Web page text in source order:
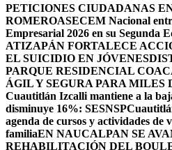
PETICIONES CIUDADANAS
ROMEROASECEM Nacional
Empresarial 2026 en su Segunda
ATIZAPÁN FORTALECE
EL SUICIDIO EN JÓVENES
PARQUE RESIDENCIAL
ÁGIL Y SEGURA PARA MILES
Cuautitlán Izcalli mantiene a la
disminuye 16%: SESNSP
agenda de cursos y actividades de
familiaEN NAUCALPAN SE
REHABILITACIÓN DEL